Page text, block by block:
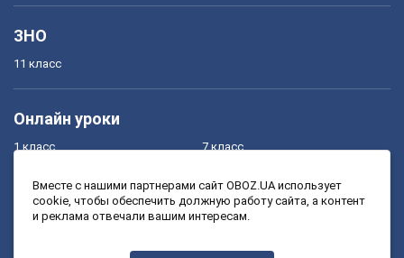
ЗНО
11 класс
Онлайн уроки
1 класс
3 класс
7 класс
9 класс
Вместе с нашими партнерами сайт OBOZ.UA использует
cookie, чтобы обеспечить должную работу сайта, а контент
и реклама отвечали вашим интересам.